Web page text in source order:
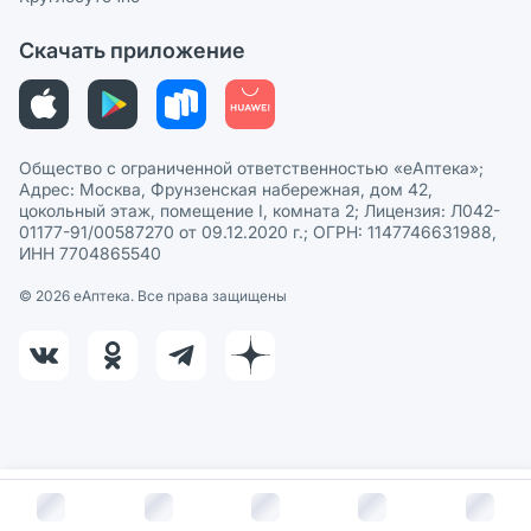
В корзину за руб.
Политика рекомендаций
Этика и соответствие
Политика в отношении обработки персональных данных
Скачать приложение
Общество с ограниченной ответственностью «еАптека»;
Адрес: Москва, Фрунзенская набережная, дом 42,
цокольный этаж, помещение I, комната 2; Лицензия: Л042-
01177-91/00587270 от 09.12.2020 г.; ОГРН: 1147746631988,
ИНН 7704865540
© 2026 eАптека. Все права защищены